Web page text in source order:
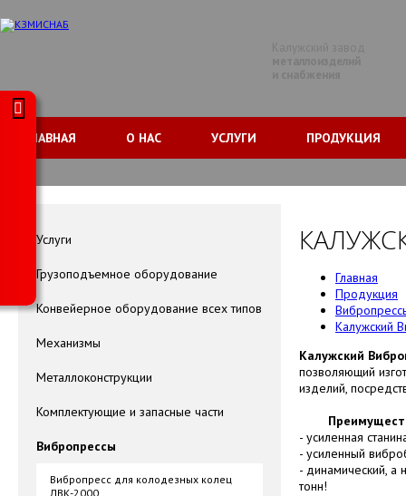
ГЛАВНАЯ О НАС УСЛУГИ ПРОДУКЦИЯ
Услуги
Грузоподъемное оборудование
Конвейерное оборудование всех типов
Механизмы
Металлоконструкции
Комплектующие и запасные части
Вибропрессы
Вибропресс для колодезных колец
ЛВК-2000
Главная
Продукция
Калужский
Калужский
позволяющий
изделий,
- усиленная
- усиленный
- динамический, а
тонн!